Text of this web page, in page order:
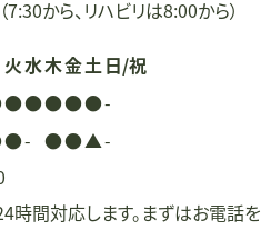
から、リハビリは8:00から）
火水木金土日/祝
●●●●●-
●- ●●▲-
時間対応します。まずはお電話を